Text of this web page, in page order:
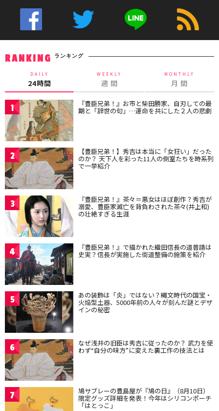
RANKING ランキング
DAILY
24時間
WEEKLY
週 間
MONTHLY
月 間
1 『豊臣兄弟！』お市と柴田勝家、自刃しての最
期と「辞世の句」…運命を共にした２人の悲劇
2 【豊臣兄弟！】秀吉は本当に「女狂い」だった
のか？ 天下人を彩った11人の側室たちを時系列
で一挙紹介
3 『豊臣兄弟！』茶々＝悪女はほぼ創作？秀吉が
溺愛、豊臣家滅亡を背負わされた茶々(井上和)
の壮絶すぎる生涯
4 『豊臣兄弟！』で描かれた織田信長の道普請は
史実？信長が実施した街道整備の施策を紹介
5 あの装飾は「炎」ではない？縄文時代の国宝・
火焔型土器、5000年前の人々が刻んだ謎とデザ
インの秘密
6 なぜ浅井の旧臣は秀吉に従ったのか？ 武力を使
わず“自分の味方”に変えた裏工作の技法とは
7 鳩サブレーの豊島屋が『鳩の日』（8月10日）
限定グッズ詳細を発表！今年はシリコンポーチ
「はとっこ」